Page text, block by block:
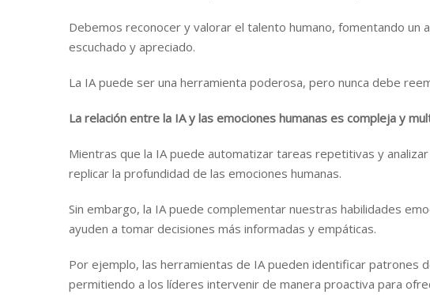
Debemos reconocer y valorar el talento humano, fomentando un
escuchado y apreciado.
La IA puede ser una herramienta poderosa, pero nunca debe
La relación entre la IA y las emociones humanas es compleja y
Mientras que la IA puede automatizar tareas repetitivas y
replicar la profundidad de las emociones humanas.
Sin embargo, la IA puede complementar nuestras habilidades
ayuden a tomar decisiones más informadas y empáticas.
Por ejemplo, las herramientas de IA pueden identificar patrones
permitiendo a los líderes intervenir de manera proactiva para